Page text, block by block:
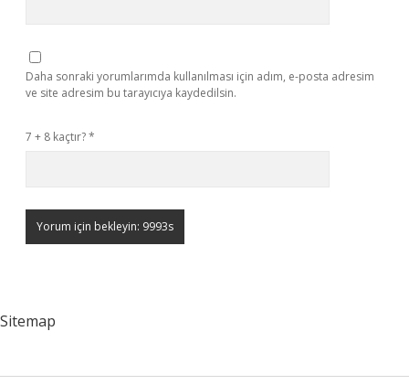
Daha sonraki yorumlarımda kullanılması için adım, e-posta adresim
ve site adresim bu tarayıcıya kaydedilsin.
7 + 8 kaçtır?*
Sitemap